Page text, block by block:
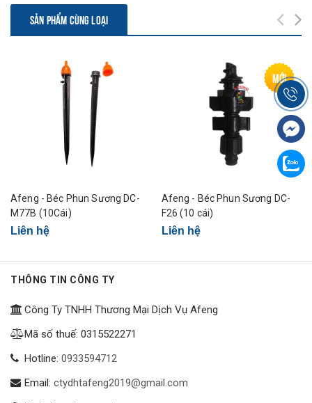
SẢN PHẨM CÙNG LOẠI
Afeng - Béc Phun Sương DC-
M77B (10Cái)
Liên hệ
Mới
Afeng - Béc Phun Sương DC-
F26 (10 cái)
Liên hệ
THÔNG TIN CÔNG TY
Công Ty TNHH Thương Mại Dịch Vụ Afeng
Mã số thuế: 0315522271
Hotline: 0933594712
Email: ctydhtafeng2019@gmail.com